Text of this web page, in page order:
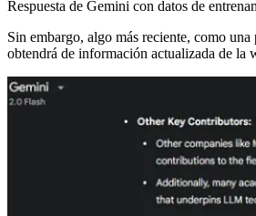
Respuesta de Gemini con datos de
Sin embargo, algo más reciente, como
obtendrá de información actualizada de la